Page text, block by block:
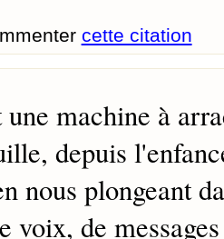
cette citation
machine à
depuis
nous plongeant
voix, de